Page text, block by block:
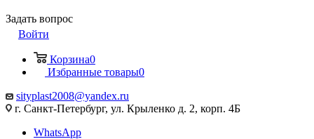
Задать вопрос
Войти
Корзина0
Избранные товары0
sityplast2008@yandex.ru
г. Санкт-Петербург, ул. Крыленко д. 2, корп. 4Б
WhatsApp